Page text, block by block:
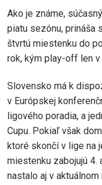
Ako je známe,
piatu sezónu, prináša
štvrtú miestenku do
rok, kým play-off len
Slovensko má k
v Európskej
ligového poradia, a
Cupu. Pokiaľ však
ktoré skončí v lige na
miestenku zabojujú 4.
nastalo aj v